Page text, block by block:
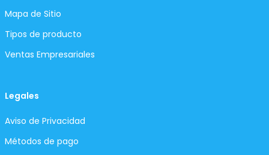
Mapa de Sitio
Tipos de producto
Ventas Empresariales
Legales
Aviso de Privacidad
Métodos de pago